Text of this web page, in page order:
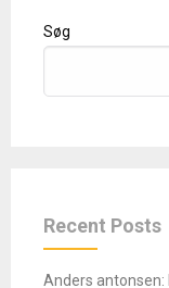
Søg
Recent Posts
Anders antonsen: